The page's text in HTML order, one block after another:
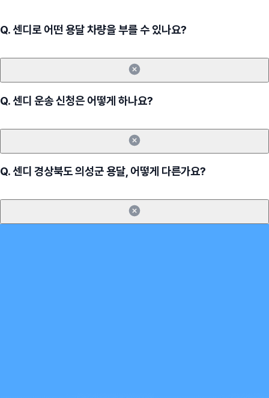
Q.센디로 어떤 용달 차량을 부를 수 있나요?
Q.센디 운송 신청은 어떻게 하나요?
Q.센디 경상북도 의성군 용달, 어떻게 다른가요?